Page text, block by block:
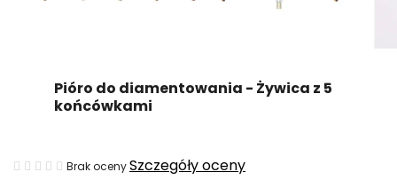
Pióro do diamentowania - Żywica z 5
końcówkami
Średnia
Brak ocenySzczegóły oceny